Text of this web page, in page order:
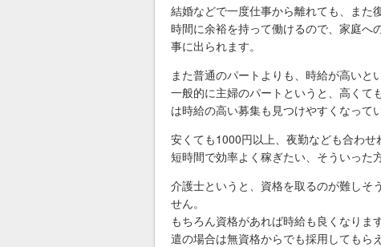
結婚などで一度仕事から離れても、また
時間に余裕を持って働けるので、家庭へ
事に出られます。
また普通のパートよりも、時給が高いと
一般的に主婦のパートというと、高くて
は時給の高い募集も見つけやすくなって
安くても1000円以上、夜勤なども合わせ
短時間で効率よく稼ぎたい、そういった
介護士というと、資格を取るのが難しそ
せん。
もちろん資格があれば時給も良くなりま
遣の場合は無資格からでも採用してもら